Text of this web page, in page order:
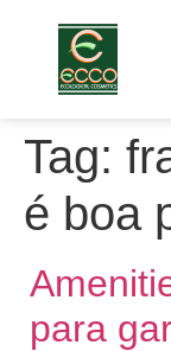
Tag:
é boa
para